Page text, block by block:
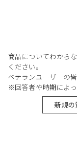
商品についてわから
ください。
ベテランユーザーの
※回答者や時期によ
新規